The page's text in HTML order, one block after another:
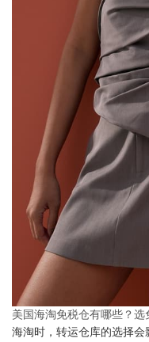
美国海淘免税仓有哪些？选
海淘时，转运仓库的选择